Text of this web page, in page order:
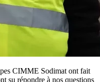
CIMME Sodimat ont fait
su répondre à nos questions